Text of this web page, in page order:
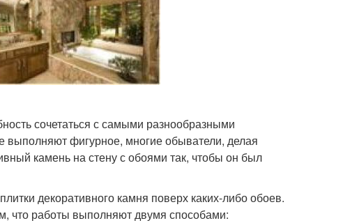
сочетаться с самыми разнообразными
выполняют фигурное, многие обыватели, делая
камень на стену с обоями так, чтобы он был
декоративного камня поверх каких-либо обоев.
что работы выполняют двумя способами: